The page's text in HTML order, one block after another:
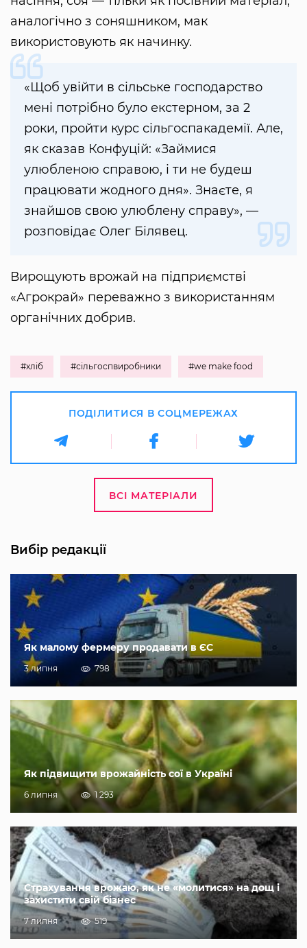
аналогічно з соняшником, мак
використовують як начинку.
«Щоб увійти в сільське господарство
мені потрібно було екстерном, за 2
роки, пройти курс сільгоспакадемії. Але,
як сказав Конфуцій: «Займися
улюбленою справою, і ти не будеш
працювати жодного дня». Знаєте, я
знайшов свою улюблену справу», —
розповідає Олег Білявец.
Вирощують врожай на підприємстві
«Агрокрай» переважно з використанням
органічних добрив.
#хліб #сільгоспвиробники #we make food
ПОДІЛИТИСЯ В СОЦМЕРЕЖАХ
ВСІ МАТЕРІАЛИ
Вибір редакції
Як малому фермеру продавати в ЄС
3 липня 798
Як підвищити врожайність сої в Україні
6 липня 1 293
Страхування врожаю, як не «молитися» на дощ і
захистити свій бізнес
7 липня 519